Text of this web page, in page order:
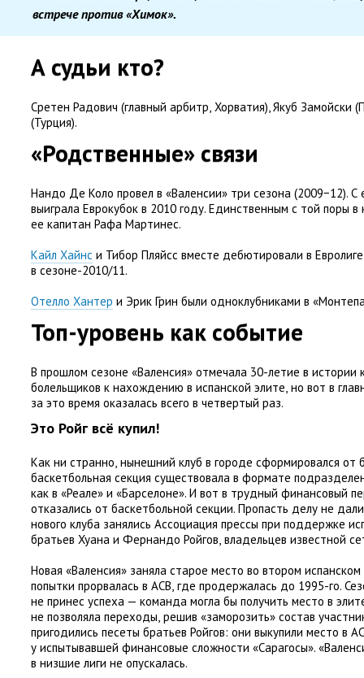
встрече против «Химок».
А судьи кто?
Сретен Радович (главный арбитр, Хорватия), Якуб Замойски (
(Турция).
«Родственные» связи
Нандо Де Коло провел в «Валенсии» три сезона (2009−12). С
выиграла Еврокубок в 2010 году. Единственным с той поры
ее капитан Рафа Мартинес.
Кайл Хайнс и Тибор Пляйсс вместе дебютировали в
в сезоне-2010/11.
Отелло Хантер и Эрик Грин были одноклубниками в
Топ-уровень как событие
В прошлом сезоне «Валенсия» отмечала 30-летие в истории
болельщиков к нахождению в испанской элите, но вот в
за это время оказалась всего в четвертый раз.
Это Ройг всё купил!
Как ни странно, нынешний клуб в городе сформировался от
баскетбольная секция существовала в формате
как в «Реале» и «Барселоне». И вот в трудный финансовый
отказались от баскетбольной секции. Пропасть делу не
нового клуба занялись Ассоциация прессы при поддержке
братьев Хуана и Фернандо Ройгов, владельцев известной
Новая «Валенсия» заняла старое место во втором
попытки прорвалась в ACB, где продержалась до 1995-го.
не принес успеха — команда могла бы получить место в
не позволяла переходы, решив «заморозить» состав
пригодились песеты братьев Ройгов: они выкупили место в
у испытывавшей финансовые сложности «Сарагосы».
в низшие лиги не опускалась.